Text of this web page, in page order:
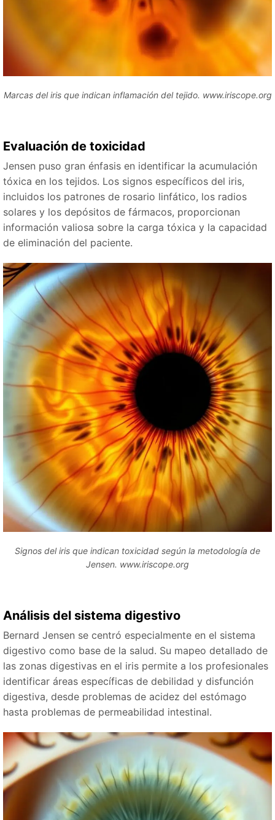
Marcas del iris que indican inflamación del tejido. www.iriscope.org
Evaluación de toxicidad
Jensen puso gran énfasis en identificar la acumulación
tóxica en los tejidos. Los signos específicos del iris,
incluidos los patrones de rosario linfático, los radios
solares y los depósitos de fármacos, proporcionan
información valiosa sobre la carga tóxica y la capacidad
de eliminación del paciente.
Signos del iris que indican toxicidad según la metodología de
Jensen. www.iriscope.org
Análisis del sistema digestivo
Bernard Jensen se centró especialmente en el sistema
digestivo como base de la salud. Su mapeo detallado de
las zonas digestivas en el iris permite a los profesionales
identificar áreas específicas de debilidad y disfunción
digestiva, desde problemas de acidez del estómago
hasta problemas de permeabilidad intestinal.